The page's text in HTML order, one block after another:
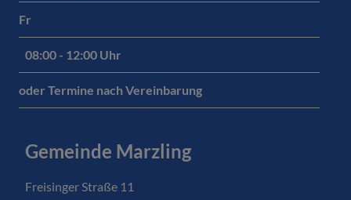
Fr
08:00 - 12:00 Uhr
oder Termine nach Vereinbarung
Gemeinde Marzling
Freisinger Straße 11